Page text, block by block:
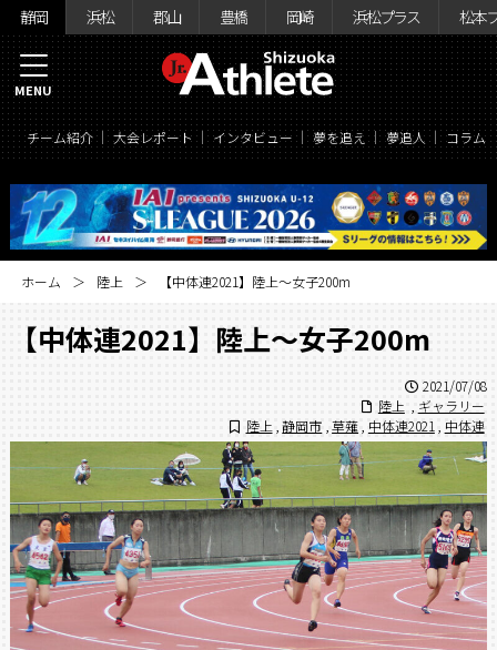
静岡 浜松 郡山 豊橋 岡崎 浜松プラス 松本
チーム紹介 大会レポート インタビュー 夢を追え 夢追人 コラム
MENU
ホーム 陸上 【中体連2021】陸上〜女子200m
【中体連2021】陸上〜女子200m
2021/07/08
陸上
ギャラリー
陸上 静岡市 草薙 中体連2021 中体連